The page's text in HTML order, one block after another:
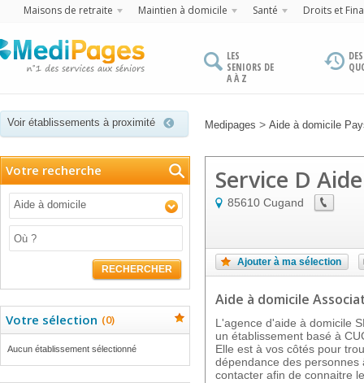
Maisons de retraite Maintien à domicile Santé Droits et
LES
SENIORS DE
A À Z
Voir établissements à proximité Medipages > Aide à domicile
Votre recherche
Aide à domicile
RECHERCHER
Votre sélection (0)
Aucun établissement sélectionné
Service D
85610 Cugand
Ajouter à ma sélection
Aide à domicile
L'agence d'aide à domicile
un établissement basé à
Elle est à vos côtés pour
dépendance des
contacter afin de connaitre